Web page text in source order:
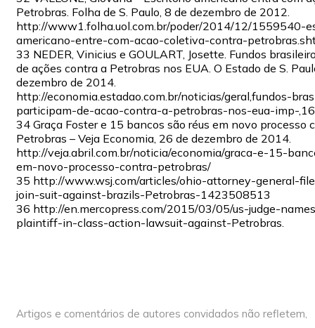
Petrobras. Folha de S. Paulo, 8 de dezembro de 2012.
http://www1.folha.uol.com.br/poder/2014/12/1559540-
americano-entre-com-acao-coletiva-contra-
33 NEDER, Vinicius e GOULART, Josette. Fundos
de ações contra a Petrobras nos EUA. O Estado de S.
dezembro de 2014.
http://economia.estadao.com.br/noticias/geral,fundos-
participam-de-acao-contra-a-petrobras-nos-eua-imp-
34 Graça Foster e 15 bancos são réus em novo processo
Petrobras – Veja Economia, 26 de dezembro de 2014.
http://veja.abril.com.br/noticia/economia/graca-e-15-
em-novo-processo-contra-petrobras/
35 http://www.wsj.com/articles/ohio-attorney-general-
join-suit-against-brazils-Petrobras-1423508513
36 http://en.mercopress.com/2015/03/05/us-judge-
plaintiff-in-class-action-lawsuit-against-Petrobras.
Artigos e comentários de autores convidados não refletem,